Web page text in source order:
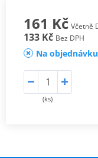
161 Kč Včetně
133 Kč Bez DPH
Na objednávku
(ks)